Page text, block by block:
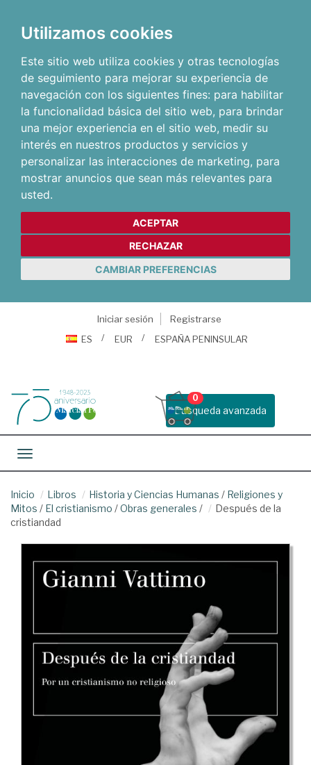
Utilizamos cookies
Este sitio web utiliza cookies y otras tecnologías
de seguimiento para mejorar su experiencia de
navegación con los siguientes fines: para habilitar
la funcionalidad básica del sitio web, para brindar
una mejor experiencia en el sitio web, medir su
interés en nuestros productos y servicios y
personalizar las interacciones de marketing, para
mostrar anuncios que sean más relevantes para
usted.
ACEPTAR
RECHAZAR
CAMBIAR PREFERENCIAS
Iniciar sesión
Registrarse
ES
EUR ESPAÑA PENINSULAR
Busqueda avanzada
0
Toggle navigation
Inicio Libros Historia y Ciencias Humanas / Religiones y
Mitos / El cristianismo /Obras generales /
Después de la
cristiandad